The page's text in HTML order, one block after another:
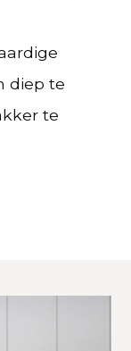
diep te
te